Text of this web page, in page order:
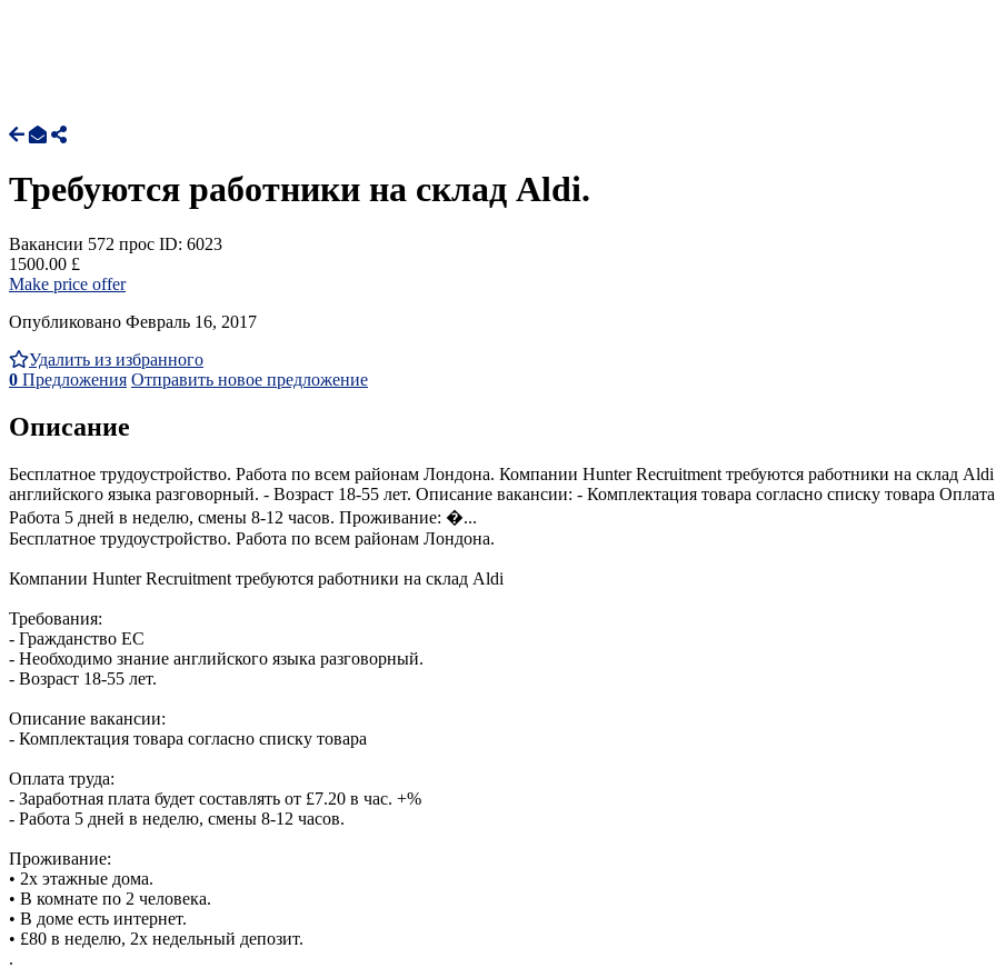
Требуются работники на склад Aldi.
Вакансии 572 прос ID: 6023
1500.00 £
Make price offer
Опубликовано Февраль 16, 2017
Удалить из избранного
0 Предложения Отправить новое предложение
Описание
Бесплатное трудоустройство. Работа по всем районам Лондона. Компании Hunter Recruitment требуются работники на склад
английского языка разговорный. - Возраст 18-55 лет. Описание вакансии: - Комплектация товара согласно списку товара
Работа 5 дней в неделю, смены 8-12 часов. Проживание: �...
Бесплатное трудоустройство. Работа по всем районам Лондона.
Компании Hunter Recruitment требуются работники на склад Aldi
Требования:
- Гражданство ЕС
- Необходимо знание английского языка разговорный.
- Возраст 18-55 лет.
Описание вакансии:
- Комплектация товара согласно списку товара
Оплата труда:
- Заработная плата будет составлять от £7.20 в час. +%
- Работа 5 дней в неделю, смены 8-12 часов.
Проживание:
• 2х этажные дома.
• В комнате по 2 человека.
• В доме есть интернет.
• £80 в неделю, 2х недельный депозит.
.